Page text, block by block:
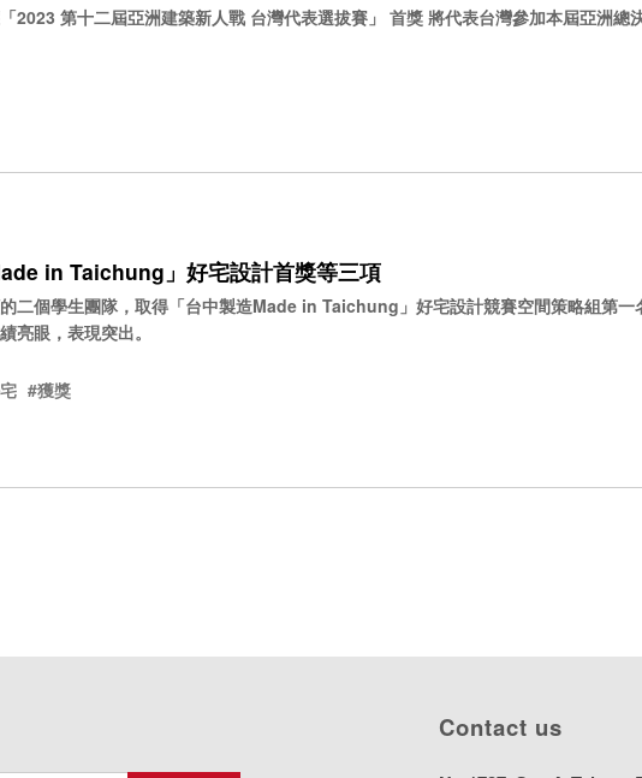
2023 第十二屆亞洲建築新人戰 台灣代表選拔賽」 首獎 將代表台灣參加本屆亞洲總
in Taichung」好宅設計首獎等三項
二個學生團隊，取得「台中製造Made in Taichung」好宅設計競賽空間策略組第一
亮眼，表現突出。
#獲獎
Contact us